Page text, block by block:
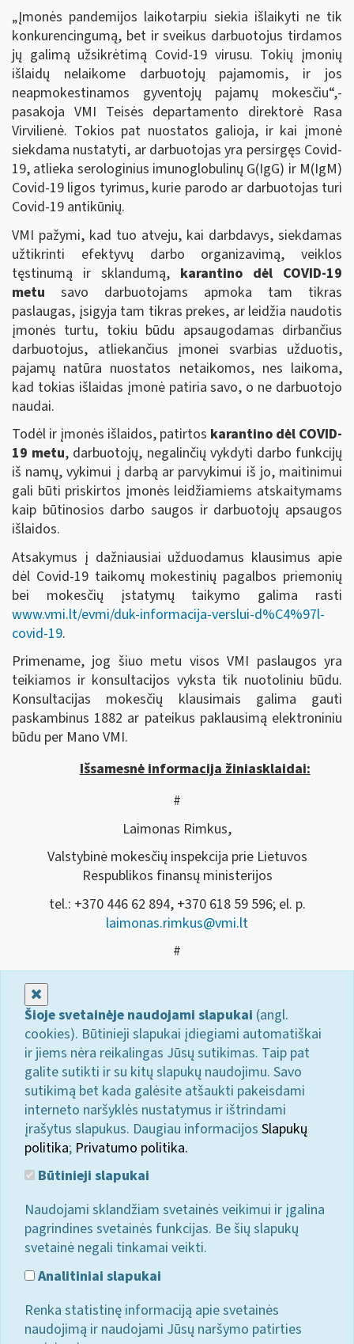
„Įmonės pandemijos laikotarpiu siekia išlaikyti ne tik
konkurencingumą, bet ir sveikus darbuotojus tirdamos
jų galimą užsikrėtimą Covid-19 virusu. Tokių įmonių
išlaidų nelaikome darbuotojų pajamomis, ir jos
neapmokestinamos gyventojų pajamų mokesčiu“,-
pasakoja VMI Teisės departamento direktorė Rasa
Virvilienė. Tokios pat nuostatos galioja, ir kai įmonė
siekdama nustatyti, ar darbuotojas yra persirgęs Covid-
19, atlieka serologinius imunoglobulinų G(IgG) ir M(IgM)
Covid-19 ligos tyrimus, kurie parodo ar darbuotojas turi
Covid-19 antikūnių.
VMI pažymi, kad tuo atveju, kai darbdavys, siekdamas
užtikrinti efektyvų darbo organizavimą, veiklos
tęstinumą ir sklandumą, karantino dėl COVID-19
metu savo darbuotojams apmoka tam tikras
paslaugas, įsigyja tam tikras prekes, ar leidžia naudotis
įmonės turtu, tokiu būdu apsaugodamas dirbančius
darbuotojus, atliekančius įmonei svarbias užduotis,
pajamų natūra nuostatos netaikomos, nes laikoma,
kad tokias išlaidas įmonė patiria savo, o ne darbuotojo
naudai.
Todėl ir įmonės išlaidos, patirtos karantino dėl COVID-
19 metu, darbuotojų, negalinčių vykdyti darbo funkcijų
iš namų, vykimui į darbą ar parvykimui iš jo, maitinimui
gali būti priskirtos įmonės leidžiamiems atskaitymams
kaip būtinosios darbo saugos ir darbuotojų apsaugos
išlaidos.
Atsakymus į dažniausiai užduodamus klausimus apie
dėl Covid-19 taikomų mokestinių pagalbos priemonių
bei mokesčių įstatymų taikymo galima rasti
www.vmi.lt/evmi/duk-informacija-verslui-d%C4%97l-
covid-19.
Primename, jog šiuo metu visos VMI paslaugos yra
teikiamos ir konsultacijos vyksta tik nuotoliniu būdu.
Konsultacijas mokesčių klausimais galima gauti
paskambinus 1882 ar pateikus paklausimą elektroniniu
būdu per Mano VMI.
Išsamesnė informacija žiniasklaidai:
#
Laimonas Rimkus,
Valstybinė mokesčių inspekcija prie Lietuvos
Respublikos finansų ministerijos
tel.: +370 446 62 894, +370 618 59 596; el. p.
laimonas.rimkus@vmi.lt
#
Šioje svetainėje naudojami slapukai (angl.
cookies). Būtinieji slapukai įdiegiami automatiškai
ir jiems nėra reikalingas Jūsų sutikimas. Taip pat
galite sutikti ir su kitų slapukų naudojimu. Savo
sutikimą bet kada galėsite atšaukti pakeisdami
interneto naršyklės nustatymus ir ištrindami
įrašytus slapukus. Daugiau informacijos Slapukų
politika; Privatumo politika.
Būtinieji slapukai
Naudojami sklandžiam svetainės veikimui ir įgalina
pagrindines svetainės funkcijas. Be šių slapukų
svetainė negali tinkamai veikti.
Analitiniai slapukai
Renka statistinę informaciją apie svetainės
naudojimą ir naudojami Jūsų naršymo patirties